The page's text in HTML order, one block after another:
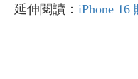
延伸閱讀： iPhone 16